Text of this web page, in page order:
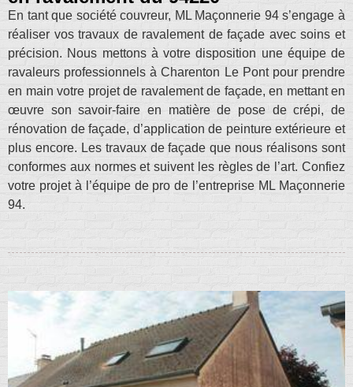
En tant que société couvreur, ML Maçonnerie 94 s’engage à
réaliser vos travaux de ravalement de façade avec soins et
précision. Nous mettons à votre disposition une équipe de
ravaleurs professionnels à Charenton Le Pont pour prendre
en main votre projet de ravalement de façade, en mettant en
œuvre son savoir-faire en matière de pose de crépi, de
rénovation de façade, d’application de peinture extérieure et
plus encore. Les travaux de façade que nous réalisons sont
conformes aux normes et suivent les règles de l’art. Confiez
votre projet à l’équipe de pro de l’entreprise ML Maçonnerie
94.